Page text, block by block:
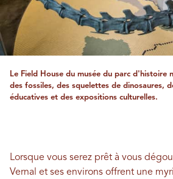
Le Field House du musée du parc d'histoire
des fossiles, des squelettes de dinosaures,
éducatives et des expositions culturelles.
Lorsque vous serez prêt à vous
Vernal et ses environs offrent une